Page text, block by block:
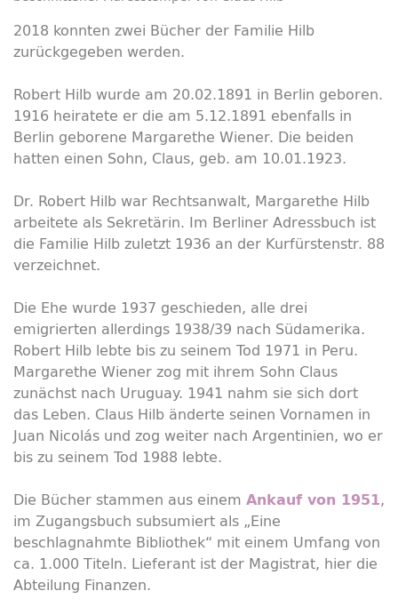
2018 konnten zwei Bücher der Familie Hilb
zurückgegeben werden.
Robert Hilb wurde am 20.02.1891 in Berlin geboren.
1916 heiratete er die am 5.12.1891 ebenfalls in
Berlin geborene Margarethe Wiener. Die beiden
hatten einen Sohn, Claus, geb. am 10.01.1923.
Dr. Robert Hilb war Rechtsanwalt, Margarethe Hilb
arbeitete als Sekretärin. Im Berliner Adressbuch ist
die Familie Hilb zuletzt 1936 an der Kurfürstenstr. 88
verzeichnet.
Die Ehe wurde 1937 geschieden, alle drei
emigrierten allerdings 1938/39 nach Südamerika.
Robert Hilb lebte bis zu seinem Tod 1971 in Peru.
Margarethe Wiener zog mit ihrem Sohn Claus
zunächst nach Uruguay. 1941 nahm sie sich dort
das Leben. Claus Hilb änderte seinen Vornamen in
Juan Nicolás und zog weiter nach Argentinien, wo er
bis zu seinem Tod 1988 lebte.
Die Bücher stammen aus einem Ankauf von 1951,
im Zugangsbuch subsumiert als „Eine
beschlagnahmte Bibliothek“ mit einem Umfang von
ca. 1.000 Titeln. Lieferant ist der Magistrat, hier die
Abteilung Finanzen.